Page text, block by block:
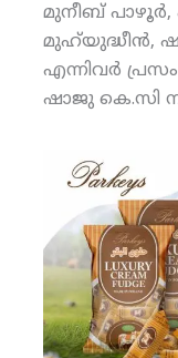
മുനീബ്
മുഹ്‌യുദ്ധീന്‍,
എന്നിവര്‍
ഷാജു കെ.സി